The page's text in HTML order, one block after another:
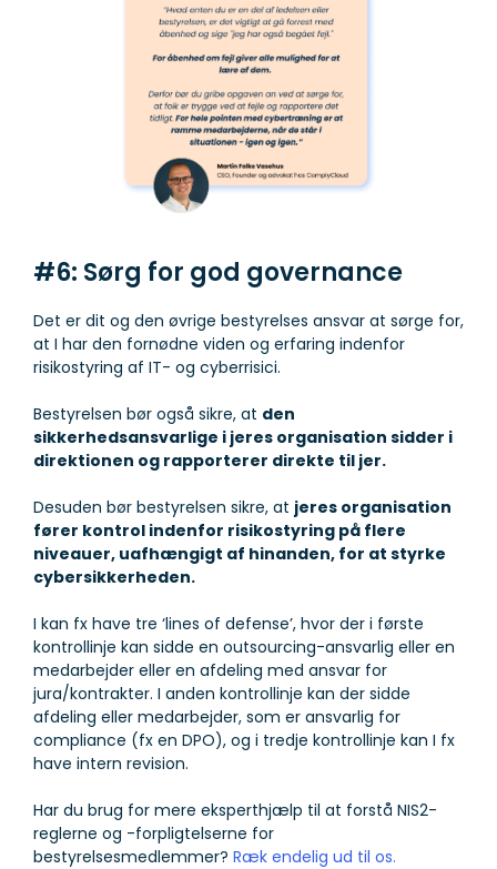
#6: Sørg for god governance
Det er dit og den øvrige bestyrelses ansvar at sørge for,
at I har den fornødne viden og erfaring indenfor
risikostyring af IT- og cyberrisici.
Bestyrelsen bør også sikre, at den
sikkerhedsansvarlige i jeres organisation sidder i
direktionen og rapporterer direkte til jer.
Desuden bør bestyrelsen sikre, at jeres organisation
fører kontrol indenfor risikostyring på flere
niveauer, uafhængigt af hinanden, for at styrke
cybersikkerheden.
I kan fx have tre ‘lines of defense’, hvor der i første
kontrollinje kan sidde en outsourcing-ansvarlig eller en
medarbejder eller en afdeling med ansvar for
jura/kontrakter. I anden kontrollinje kan der sidde
afdeling eller medarbejder, som er ansvarlig for
compliance (fx en DPO), og i tredje kontrollinje kan I fx
have intern revision.
Har du brug for mere eksperthjælp til at forstå NIS2-
reglerne og -forpligtelserne for
bestyrelsesmedlemmer? Ræk endelig ud til os.